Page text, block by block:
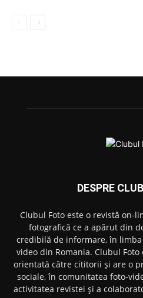
DESPRE
Clubul Foto este o revistă on-
fotografică ce a apărut din
credibilă de informare, în
video din Romania. Clubul
orientată către cititorii și are o
sociale, în comunitatea foto-
activitatea revistei și a